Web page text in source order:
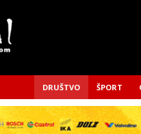
DRUŠTVO ŠPORT